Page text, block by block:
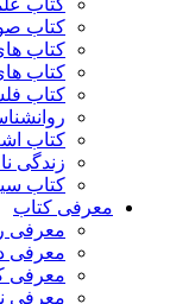
کتاب
کتاب
کتاب
کتاب
کتاب
کتاب
زندگی
کتاب
معرفی کتاب
معرفی
معرفی
معرفی
معرفی